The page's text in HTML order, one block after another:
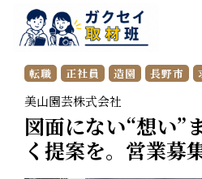
転職 正社員 造園 長野市
美山園芸株式会社
図面にない“想い”
く提案を。営業募